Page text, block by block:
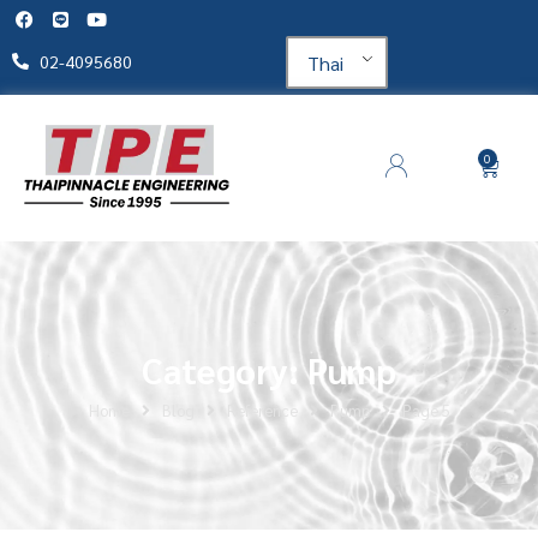
02-4095680 Thai
0
Category: Pump
Home Reference Pump Page 5